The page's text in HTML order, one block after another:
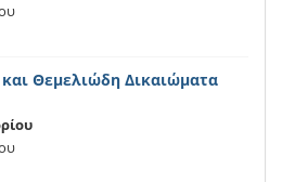
Θεμελιώδη Δικαιώματα